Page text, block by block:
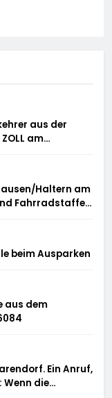
aus der
am
/ Gefährlicher
Haltern am
Fahrradstaffel
beim Ausparken
aus dem
Ein Anruf,
Wenn die